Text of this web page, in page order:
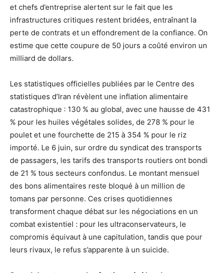
et chefs d’entreprise alertent sur le fait que les
infrastructures critiques restent bridées, entraînant la
perte de contrats et un effondrement de la confiance. On
estime que cette coupure de 50 jours a coûté environ un
milliard de dollars.
Les statistiques officielles publiées par le Centre des
statistiques d’Iran révèlent une inflation alimentaire
catastrophique : 130 % au global, avec une hausse de 431
% pour les huiles végétales solides, de 278 % pour le
poulet et une fourchette de 215 à 354 % pour le riz
importé. Le 6 juin, sur ordre du syndicat des transports
de passagers, les tarifs des transports routiers ont bondi
de 21 % tous secteurs confondus. Le montant mensuel
des bons alimentaires reste bloqué à un million de
tomans par personne. Ces crises quotidiennes
transforment chaque débat sur les négociations en un
combat existentiel : pour les ultraconservateurs, le
compromis équivaut à une capitulation, tandis que pour
leurs rivaux, le refus s’apparente à un suicide.